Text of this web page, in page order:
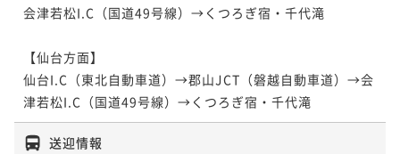
会津若松I.C（国道49号線）→くつろぎ宿・千代滝
【仙台方面】
仙台I.C（東北自動車道）→郡山JCT（磐越自動車道）→会
津若松I.C（国道49号線）→くつろぎ宿・千代滝
送迎情報